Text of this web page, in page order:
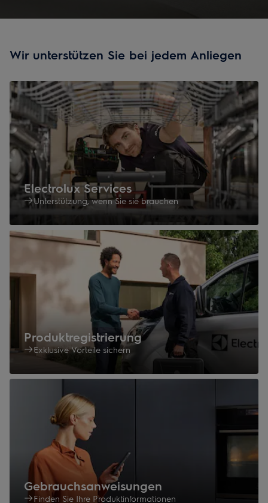
Wir unterstützen Sie bei jedem Anliegen
Electrolux Services
Unterstützung, wenn Sie sie brauchen
Produktregistrierung
Exklusive Vorteile sichern
Gebrauchsanweisungen
Finden Sie Ihre Produktinformationen